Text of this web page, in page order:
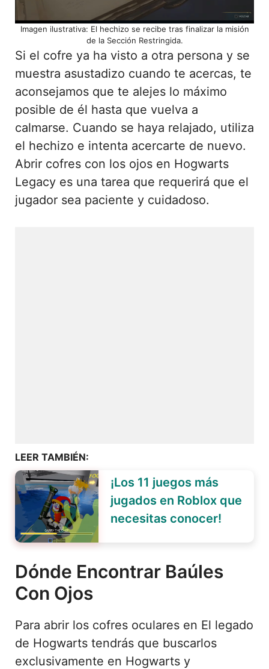
Imagen ilustrativa: El hechizo se recibe tras finalizar la misión
de la Sección Restringida.
Si el cofre ya ha visto a otra persona y se
muestra asustadizo cuando te acercas, te
aconsejamos que te alejes lo máximo
posible de él hasta que vuelva a
calmarse. Cuando se haya relajado, utiliza
el hechizo e intenta acercarte de nuevo.
Abrir cofres con los ojos en Hogwarts
Legacy es una tarea que requerirá que el
jugador sea paciente y cuidadoso.
LEER TAMBIÉN:
¡Los 11 juegos más
jugados en Roblox que
necesitas conocer!
Dónde Encontrar Baúles
Con Ojos
Para abrir los cofres oculares en El legado
de Hogwarts tendrás que buscarlos
exclusivamente en Hogwarts y